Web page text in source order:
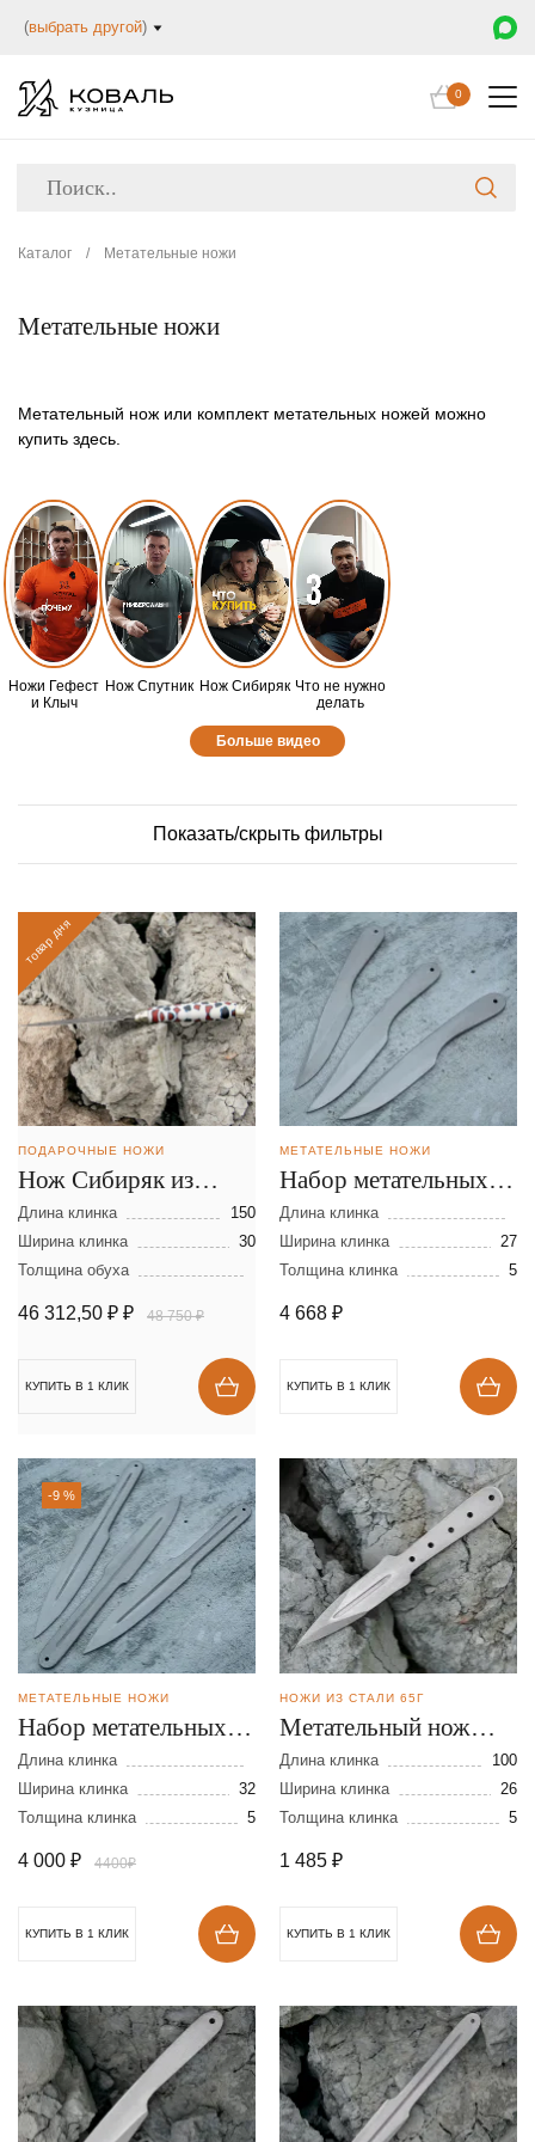
(выбрать другой)
0
Каталог / Метательные ножи
Метательные ножи
Метательный нож или комплект метательных ножей можно
купить здесь.
Ножи Гефест
и Клыч
Нож Спутник Нож Сибиряк Что не нужно
делать
Больше видео
Показать/скрыть фильтры
товар дня
ПОДАРОЧНЫЕ НОЖИ
Нож Сибиряк из
ламинированной
стали
Длина клинка
150
Ширина клинка
30
Толщина обуха
46 312,50 ₽ ₽ 48 750 ₽
КУПИТЬ В 1 КЛИК
МЕТАТЕЛЬНЫЕ НОЖИ
Набор метательных
ножей Осётр - мини
из стали 65Г
Длина клинка
Ширина клинка
27
Толщина клинка
5
4 668 ₽
КУПИТЬ В 1 КЛИК
-9 %
МЕТАТЕЛЬНЫЕ НОЖИ
Набор метательных
ножей Хищник из
стали 65Г
Длина клинка
Ширина клинка
32
Толщина клинка
5
4 000 ₽ 4400₽
КУПИТЬ В 1 КЛИК
НОЖИ ИЗ СТАЛИ 65Г
Метательный нож
Неукрытый из стали
65Г
Длина клинка
100
Ширина клинка
26
Толщина клинка
5
1 485 ₽
КУПИТЬ В 1 КЛИК